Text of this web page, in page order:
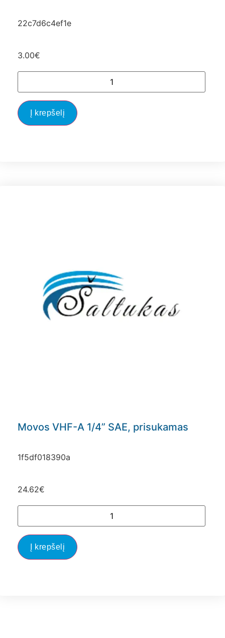
22c7d6c4ef1e
3.00€
Į krepšelį
Movos VHF-A 1/4” SAE, prisukamas
1f5df018390a
24.62€
Į krepšelį